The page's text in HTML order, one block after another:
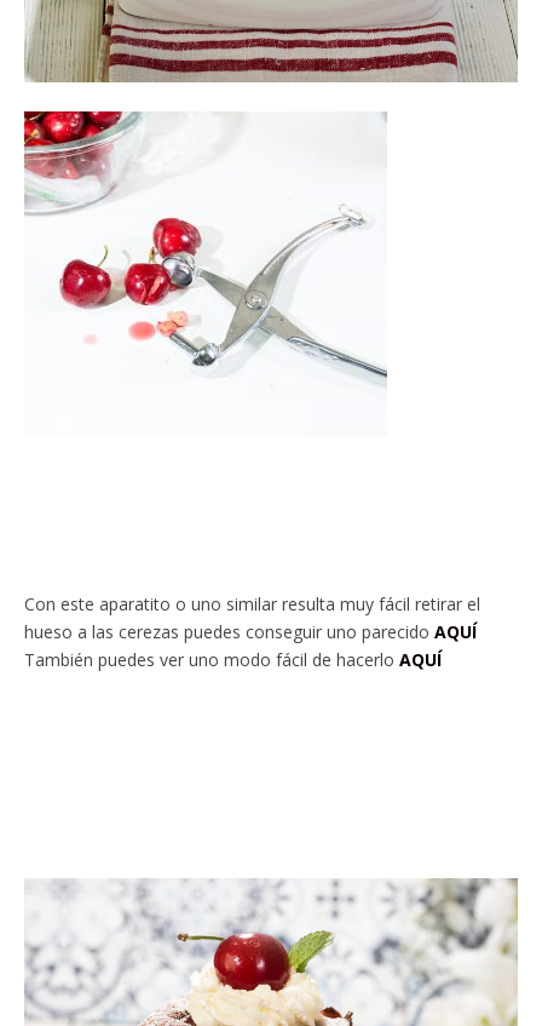
Con este aparatito o uno similar resulta muy fácil retirar el
hueso a las cerezas puedes conseguir uno parecido AQUÍ
También puedes ver uno modo fácil de hacerlo AQUÍ